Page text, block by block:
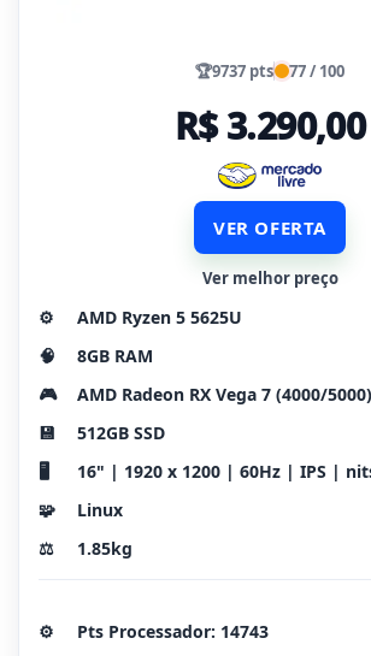
🏆9737 pts 77 / 100
R$ 3.290,00
VER OFERTA
Ver melhor preço
⚙️
AMD Ryzen 5 5625U
🧠
8GB RAM
🎮
AMD Radeon RX Vega 7 (4000/5000)
💾
512GB SSD
🖥️
16" | 1920 x 1200 | 60Hz | IPS |
🧩
Linux
⚖️
1.85kg
⚙️
Pts Processador: 14743